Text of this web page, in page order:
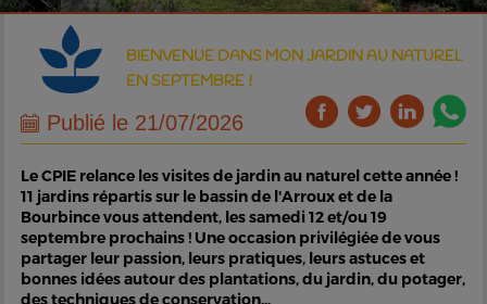
BIENVENUE DANS MON JARDIN AU NATUREL
EN SEPTEMBRE !
Publié le 21/07/2026
Le CPIE relance les visites de jardin au naturel cette année !
11 jardins répartis sur le bassin de l'Arroux et de la
Bourbince vous attendent, les samedi 12 et/ou 19
septembre prochains ! Une occasion privilégiée de vous
partager leur passion, leurs pratiques, leurs astuces et
bonnes idées autour des plantations, du jardin, du potager,
des techniques de conservation...